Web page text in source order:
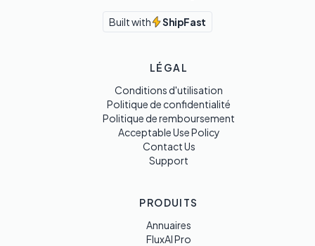
Built with ShipFast
LÉGAL
Conditions d'utilisation
Politique de confidentialité
Politique de remboursement
Acceptable Use Policy
Contact Us
Support
PRODUITS
Annuaires
FluxAI Pro